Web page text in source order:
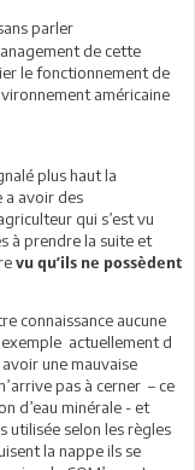
parler
de cette
le fonctionnement de
américaine
plus haut la
a avoir des
qui s’est vu
à prendre la suite et
vu qu’ils ne possèdent
connaissance aucune
actuellement d
une mauvaise
pas à cerner – ce
d’eau minérale - et
utilisée selon les règles
la nappe ils se